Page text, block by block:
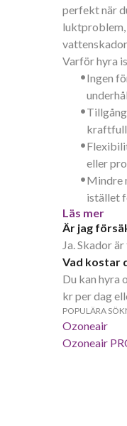
perfekt när
luktproblem,
Varför hyra
•Ingen
•
•
eller
•Mindre
istället
Läs mer
Är jag
Ja. Skador
Vad kostar
Du kan hyra
kr per dag
POPULÄRA
Ozoneair
Ozoneair